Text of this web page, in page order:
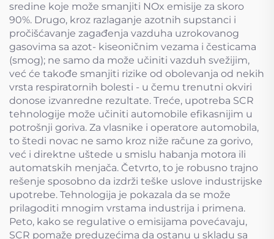
sredine koje može smanjiti NOx emisije za skoro
90%. Drugo, kroz razlaganje azotnih supstanci i
pročišćavanje zagađenja vazduha uzrokovanog
gasovima sa azot- kiseoničnim vezama i česticama
(smog); ne samo da može učiniti vazduh svežijim,
već će takođe smanjiti rizike od obolevanja od nekih
vrsta respiratornih bolesti - u čemu trenutni okviri
donose izvanredne rezultate. Treće, upotreba SCR
tehnologije može učiniti automobile efikasnijim u
potrošnji goriva. Za vlasnike i operatore automobila,
to štedi novac ne samo kroz niže račune za gorivo,
već i direktne uštede u smislu habanja motora ili
automatskih menjača. Četvrto, to je robusno trajno
rešenje sposobno da izdrži teške uslove industrijske
upotrebe. Tehnologija je pokazala da se može
prilagoditi mnogim vrstama industrija i primena.
Peto, kako se regulative o emisijama povećavaju,
SCR pomaže preduzećima da ostanu u skladu sa